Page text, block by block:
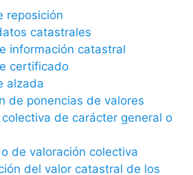
reposición
catastrales
información catastral
certificado
alzada
de ponencias de valores
de carácter general o
de valoración colectiva
del valor catastral de los